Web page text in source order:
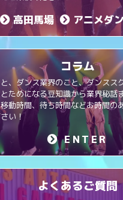
高田馬場 アニメダ
コラム
、ダンス業界のこと、ダンスス
ためになる豆知識から業界秘話
動時間、待ち時間などお時間の
い！
ENTER
よくあるご質問